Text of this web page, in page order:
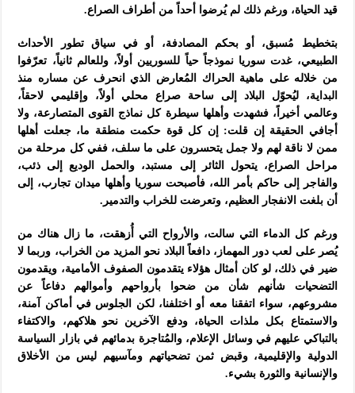
قيد الحياة، ورغم ذلك لم يُرضوا أحداً من أطراف الصراع.
بتخطيط مُسبق، أو بحكم المصادفة، أو في سياق تطور الأحداث
الطبيعي، غدت سوريا نموذجاً حياً للسوريين أولاً، وللعالم ثانياً، تعرّفوا
من خلاله على ماهية الحراك المُعارض الذي انحرف عن مساره منذ
البداية، ليُحوّل البلاد إلى ساحة صراع محلي أولاً، وإقليمي لاحقاً،
وعالمي أخيراً، فشهدت وأهلها سيطرة كل نماذج القوى المتصارعة، ولا
أجافي الحقيقة إن قلت: إن كل قوة حكمت منطقة ما، جعلت أهلها
ممن لا ناقة لهم ولا جمل يتحسرون على ما سلف، ففي كل مرحلة من
مراحل الصراع، يتحول الثائر إلى مستبد، والحمل الوديع إلى ذئب،
والفاجر إلى حاكم بأمر الله، فأصبحت سوريا وأهلها ميدان تجارب، إلى
أن بلغت الانفجار العظيم، وتعرضت للخراب والتدمير.
ورغم كل الدماء التي سالت، والأرواح التي أُزهقت، ما زال هناك من
يُصر على لعب دور المهماز، دافعاً البلاد نحو المزيد من الخراب، وربما لا
ضير في ذلك، لو كان أمثال هؤلاء يتقدمون الصفوف الأمامية، ويقدمون
التضحيات شأنهم شأن من ضحوا بأرواحهم وأموالهم دفاعاً عن
مشروعهم، سواء اتفقنا معه أو اختلفنا، لكن الجلوس في أماكن آمنة،
والاستمتاع بكل ملذات الحياة، ودفع الآخرين نحو هلاكهم، والاكتفاء
بالتباكي عليهم في وسائل الإعلام، والمُتاجرة بدمائهم في بازار السياسة
الدولية والإقليمية، وقبض ثمن تضحياتهم ومآسيهم ليس من الأخلاق
والإنسانية والثورة بشيء.